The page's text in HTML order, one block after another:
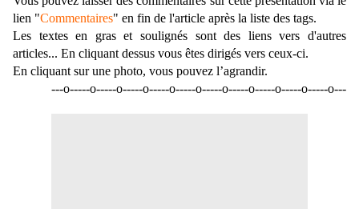
lien "Commentaires" en fin de l'article après la liste des tags.
Les textes en gras et soulignés sont des liens vers d'autres
articles... En cliquant dessus vous êtes dirigés vers ceux-ci.
En cliquant sur une photo, vous pouvez l’agrandir.
---o-----o-----o-----o-----o-----o-----o-----o-----o-----o-----o---